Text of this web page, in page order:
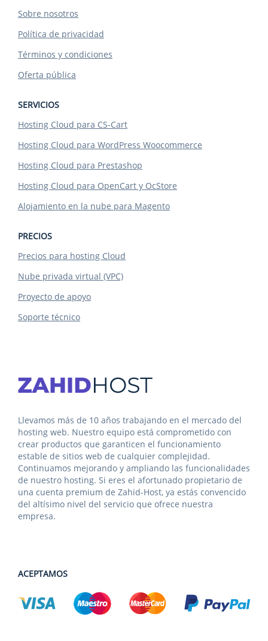
Sobre nosotros
Política de privacidad
Términos y condiciones
Oferta pública
SERVICIOS
Hosting Cloud para CS-Cart
Hosting Cloud para WordPress Woocommerce
Hosting Cloud para Prestashop
Hosting Cloud para OpenCart y OcStore
Alojamiento en la nube para Magento
PRECIOS
Precios para hosting Cloud
Nube privada virtual (VPC)
Proyecto de apoyo
Soporte técnico
Llevamos más de 10 años trabajando en el mercado del
hosting web. Nuestro equipo está comprometido con
crear productos que garanticen el funcionamiento
estable de sitios web de cualquier complejidad.
Continuamos mejorando y ampliando las funcionalidades
de nuestro hosting. Si eres el afortunado propietario de
una cuenta premium de Zahid-Host, ya estás convencido
del altísimo nivel del servicio que ofrece nuestra
empresa.
ACEPTAMOS